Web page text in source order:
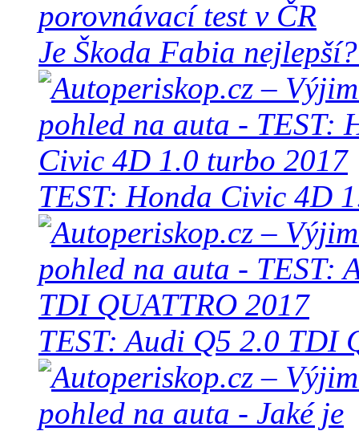
Je Škoda Fabia
TEST: Honda Civic 4D
TEST: Audi Q5 2.0 TDI